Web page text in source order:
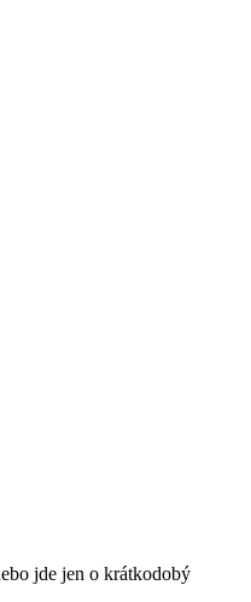
jde jen o krátkodobý